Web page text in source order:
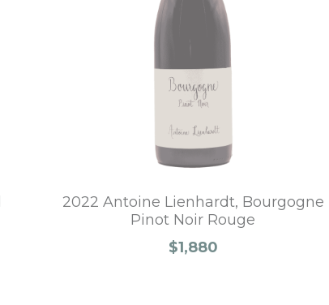
2022 Antoine Lienhardt, Bourgogne
Pinot Noir Rouge
$1,880